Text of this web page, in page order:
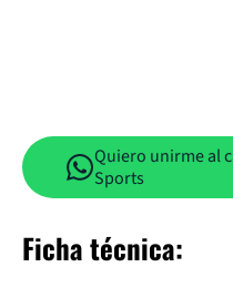
Quiero unirme al
Sports
Ficha técnica: